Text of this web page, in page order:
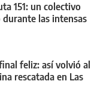
151: un colectivo
durante las intensas
feliz: así volvió al
rescatada en Las